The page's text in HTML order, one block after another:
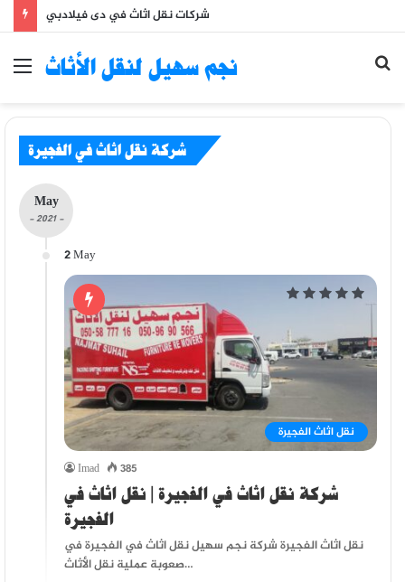
شركات نقل اثاث في دى فيلادبي
Menu
نجم سهيل لنقل الأثاث
شركة نقل اثاث في الفجيرة
May
- 2021 -
2 May
نقل اثاث الفجيرة
Imad 385
شركة نقل اثاث في الفجيرة | نقل اثاث في
الفجيرة
نقل اثاث الفجيرة شركة نجم سهيل نقل اثاث في الفجيرة في
صعوبة عملية نقل الأثاث…